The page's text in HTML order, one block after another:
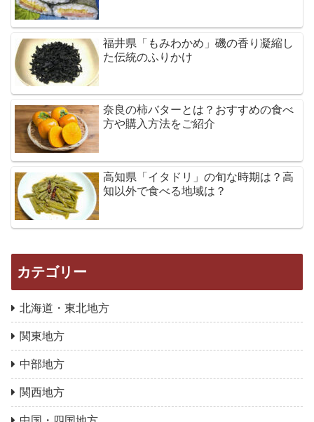
福井県「もみわかめ」磯の香り凝縮し
た伝統のふりかけ
奈良の柿バターとは？おすすめの食べ
方や購入方法をご紹介
高知県「イタドリ」の旬な時期は？高
知以外で食べる地域は？
カテゴリー
北海道・東北地方
関東地方
中部地方
関西地方